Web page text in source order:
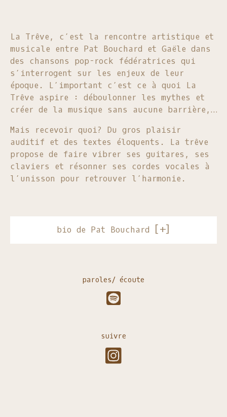
La Trêve, c’est la rencontre artistique et
musicale entre Pat Bouchard et Gaële dans
des chansons pop-rock fédératrices qui
s’interrogent sur les enjeux de leur
époque. L’important c’est ce à quoi La
Trêve aspire : déboulonner les mythes et
créer de la musique sans aucune barrière,
couleur, de genre ou de nombre. Et
ultimement, permettre une pause en ouvrant
simplement les oreilles et le cœur afin de
recevoir sans flafla.
Mais recevoir quoi? Du gros plaisir
auditif et des textes éloquents. La trêve
propose de faire vibrer ses guitares, ses
claviers et résonner ses cordes vocales à
l’unisson pour retrouver l’harmonie.
bio de Pat Bouchard
paroles/ écoute
suivre